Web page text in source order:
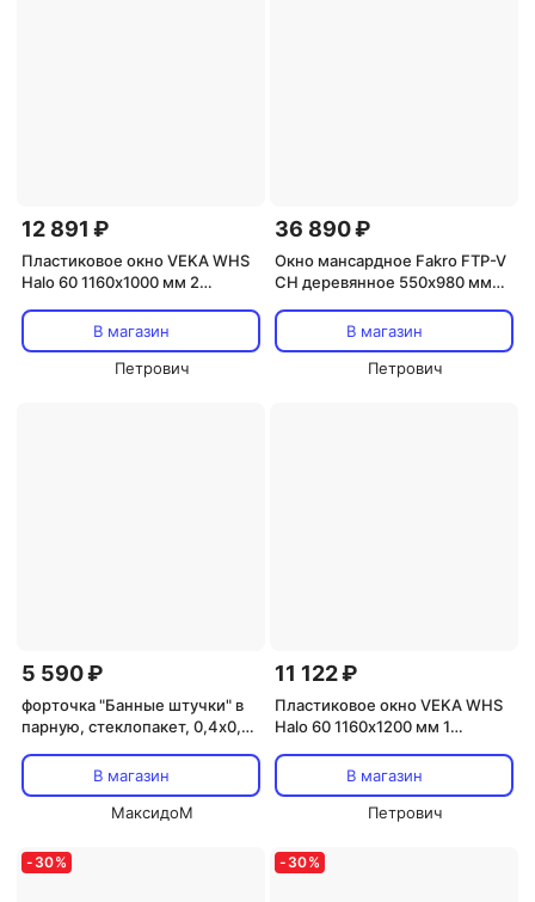
12 891 ₽
Пластиковое окно VEKA WHS
Halo 60 1160х1000 мм 2
поворотно-откидная
однокамерное
В магазин
Петрович
36 890 ₽
Окно мансардное Fakro FTP-V
CH деревянное 550х980 мм
В магазин
Петрович
5 590 ₽
форточка "Банные штучки" в
парную, стеклопакет, 0,4х0,5
петлями, липа в кор.
В магазин
МаксидоМ
11 122 ₽
Пластиковое окно VEKA WHS
Halo 60 1160х1200 мм 1
В магазин
Петрович
- 30% - 30%